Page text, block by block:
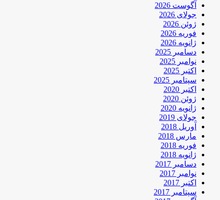
آگوست 2026
جولای 2026
ژوئن 2026
فوریه 2026
ژانویه 2026
دسامبر 2025
نوامبر 2025
اکتبر 2025
سپتامبر 2025
اکتبر 2020
ژوئن 2020
ژانویه 2020
جولای 2019
آوریل 2018
مارس 2018
فوریه 2018
ژانویه 2018
دسامبر 2017
نوامبر 2017
اکتبر 2017
سپتامبر 2017